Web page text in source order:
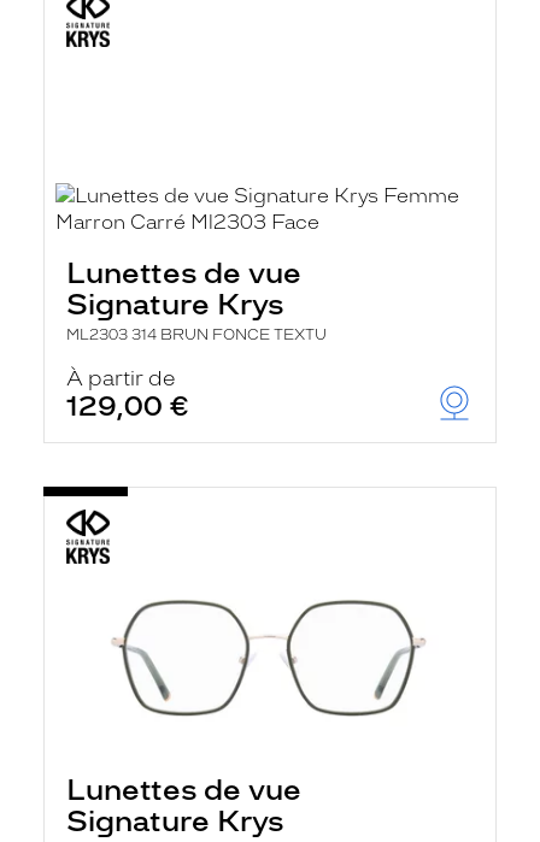
Lunettes de vue
Signature Krys
ML2303 314 BRUN FONCE TEXTU
À partir de
129,00 €
Lunettes de vue
Signature Krys